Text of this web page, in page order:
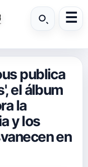
publica
el álbum
la
y los
en